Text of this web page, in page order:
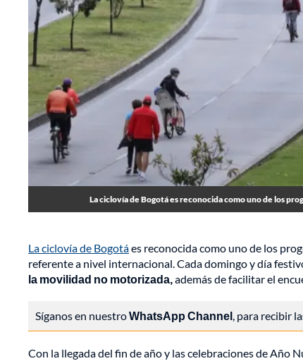
La ciclovía de Bogotá es reconocida como uno de los
La ciclovía de Bogotáes reconocida como uno de los
referente a nivel internacional. Cada domingo y día
la movilidad no motorizada,además de facilitar el
Síganos en nuestroWhatsApp Channel, para recibir
Con la llegada del fin de año y las celebraciones de Año